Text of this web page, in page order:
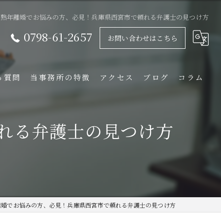
熟年離婚でお悩みの方、必見！兵庫県西宮市で頼れる弁護士の見つけ方
0798-61-2657 お問い合わせはこちら
質問 当事務所の特徴
離婚
借金
アクセス ブログ コラム
る弁護士の見つけ方
でお悩みの方、必見！兵庫県西宮市で頼れる弁護士の見つけ方